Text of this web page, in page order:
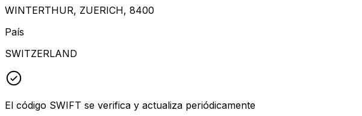
WINTERTHUR, ZUERICH, 8400
País
SWITZERLAND
El código SWIFT se verifica y actualiza periódicamente